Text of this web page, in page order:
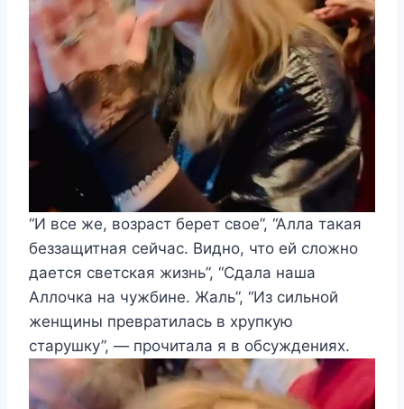
“И все же, возраст берет свое”, “Алла такая
беззащитная сейчас. Видно, что ей сложно
дается светская жизнь”, “Сдала наша
Аллочка на чужбине. Жаль”, “Из сильной
женщины превратилась в хрупкую
старушку”, — прочитала я в обсуждениях.